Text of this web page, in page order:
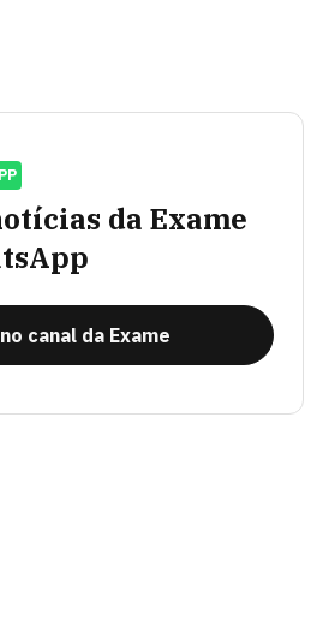
da Exame
canal da Exame